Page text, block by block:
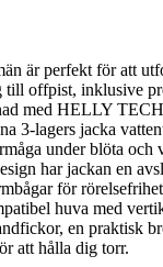
är perfekt för att
till offpist, inklusive
med HELLY
3-lagers jacka
under blöta och
har jackan en
för
huva med
en praktisk
att hålla dig torr.